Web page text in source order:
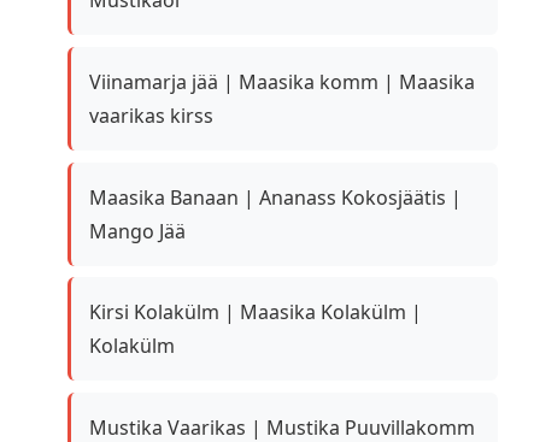
Viinamarja jää | Maasika komm | Maasika
vaarikas kirss
Maasika Banaan | Ananass Kokosjäätis |
Mango Jää
Kirsi Kolakülm | Maasika Kolakülm |
Kolakülm
Mustika Vaarikas | Mustika Puuvillakomm